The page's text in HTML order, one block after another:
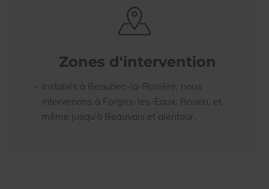
Zones d'intervention
Installés à Beaubec-la-Rosière, nous
intervenons à Forges-les-Eaux, Rouen, et
même jusqu’à Beauvais et alentour.